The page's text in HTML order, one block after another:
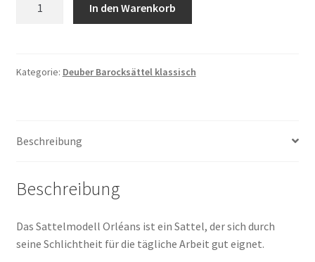
Menge
In den Warenkorb
Kategorie: Deuber Barocksättel klassisch
Beschreibung
Beschreibung
Das Sattelmodell Orléans ist ein Sattel, der sich durch
seine Schlichtheit für die tägliche Arbeit gut eignet.